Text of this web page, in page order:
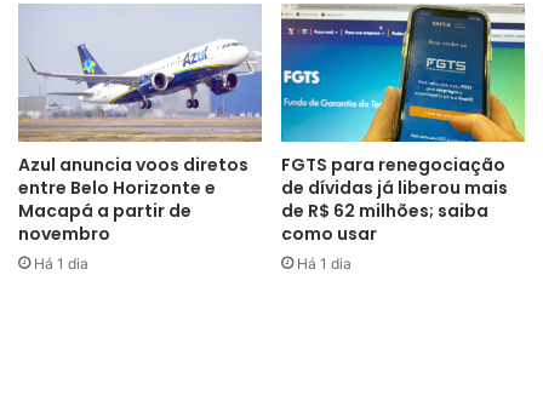
Os dados levantados pela pesquisa também mostram que
o número de casos de estupros denunciados já atingem os
patamares registrados em 2019, no período pré-
pandêmico.
O impacto das medidas sanitárias e de isolamento fizeram
essas denúncias despencarem.
No primeiro semestre de 2019, foram 29.814 registros de
estupro no Brasil, enquanto em 2020, no auge da
Azul anuncia voos diretos
entre Belo Horizonte e
Macapá a partir de
novembro
Há 1 dia
FGTS para renegociação
de dívidas já liberou mais
de R$ 62 milhões; saiba
como usar
Há 1 dia